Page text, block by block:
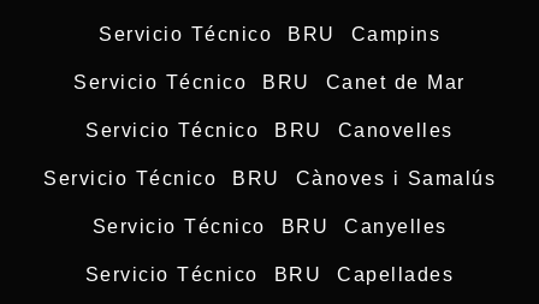
Servicio Técnico BRU Campins
Servicio Técnico BRU Canet de Mar
Servicio Técnico BRU Canovelles
Servicio Técnico BRU Cànoves i Samalús
Servicio Técnico BRU Canyelles
Servicio Técnico BRU Capellades